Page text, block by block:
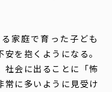
家庭で育った子ども
を抱くようになる。
社会に出ることに「怖
常に多いように見受け